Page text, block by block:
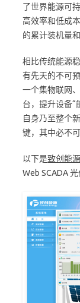
了世界能源可
高效率和低成
的累计装机量
相比传统能源
有先天的不可
一个集物联网
台，提升设备“
自身乃至整个
键，其中必不
以下是致创能源
Web SCADA